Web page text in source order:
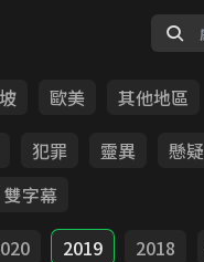
歐美
其他地區
犯罪 靈異 懸疑
雙字幕
2019 2018